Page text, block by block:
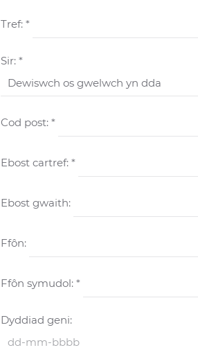
Tref: *
Sir: *
Cod post: *
Ebost cartref: *
Ebost gwaith:
Ffôn:
Ffôn symudol: *
Dyddiad geni: